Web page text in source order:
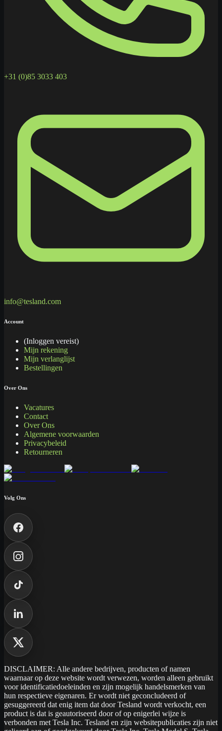
+31 (0)85 3033 403
info@tesland.com
Account
(Inloggen vereist)
Mijn rekening
Mijn verlanglijst
Bestellingen
Over Ons
Vacatures
Contact
Over Ons
Algemene voorwaarden
Privacybeleid
Retourneren
Volg Ons
DISCLAIMER: Alle andere bedrijven, producten of namen
waarnaar op deze website wordt verwezen, worden alleen gebruikt
voor identificatiedoeleinden en zijn mogelijk handelsmerken van
hun respectieve eigenaren. Er wordt niet geconcludeerd of
gesuggereerd dat enig item dat door Tesland wordt verkocht, een
product is dat is geautoriseerd door of op enigerlei wijze is
verbonden met Tesla Inc. Tesland en zijn websitepublicaties zijn niet